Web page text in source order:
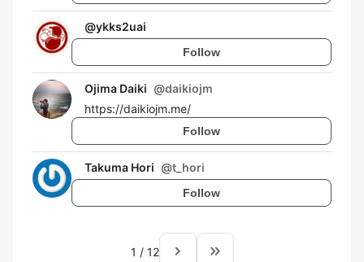
@ykks2uai
Follow
Ojima Daiki @daikiojm
https://daikiojm.me/
Follow
Takuma Hori @t_hori
Follow
1 / 12 navigate_next keyboard_double_arrow_right